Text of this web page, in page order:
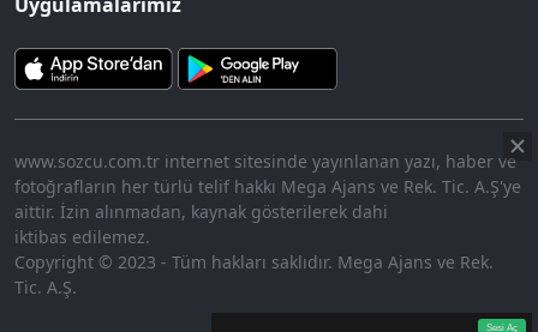
Aç
12.23%
Sesi Aç
www.sozcu.com.tr internet sitesinde yayınlanan yazı, haber ve
fotoğrafların her türlü telif hakkı Mega Ajans ve Rek. Tic. A.Ş'ye
aittir. İzin alınmadan, kaynak gösterilerek dahi
iktibas edilemez.
Copyright © 2023 - Tüm hakları saklıdır. Mega Ajans ve Rek.
Tic. A.Ş.